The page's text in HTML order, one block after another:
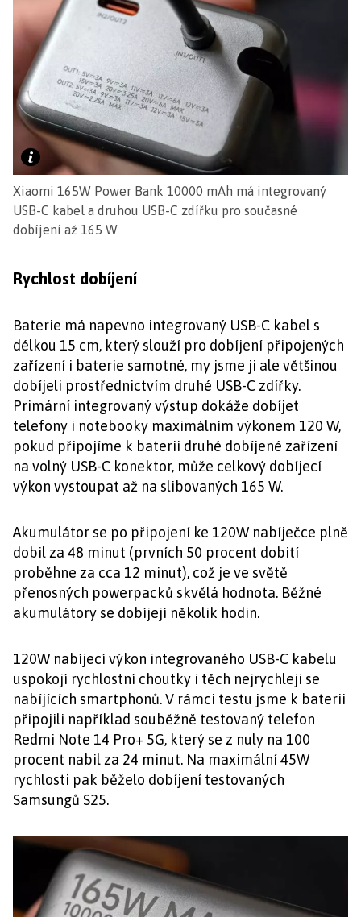
Xiaomi 165W Power Bank 10000 mAh má integrovaný
USB-C kabel a druhou USB-C zdířku pro současné
dobíjení až 165 W
Rychlost dobíjení
Baterie má napevno integrovaný USB-C kabel s
délkou 15 cm, který slouží pro dobíjení připojených
zařízení i baterie samotné, my jsme ji ale většinou
dobíjeli prostřednictvím druhé USB-C zdířky.
Primární integrovaný výstup dokáže dobíjet
telefony i notebooky maximálním výkonem 120 W,
pokud připojíme k baterii druhé dobíjené zařízení
na volný USB-C konektor, může celkový dobíjecí
výkon vystoupat až na slibovaných 165 W.
Akumulátor se po připojení ke 120W nabíječce plně
dobil za 48 minut (prvních 50 procent dobití
proběhne za cca 12 minut), což je ve světě
přenosných powerpacků skvělá hodnota. Běžné
akumulátory se dobíjejí několik hodin.
120W nabíjecí výkon integrovaného USB-C kabelu
uspokojí rychlostní choutky i těch nejrychleji se
nabíjících smartphonů. V rámci testu jsme k baterii
připojili například souběžně testovaný telefon
Redmi Note 14 Pro+ 5G, který se z nuly na 100
procent nabil za 24 minut. Na maximální 45W
rychlosti pak běželo dobíjení testovaných
Samsungů S25.